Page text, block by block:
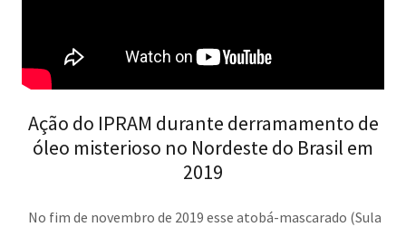
Ação do IPRAM durante derramamento de
óleo misterioso no Nordeste do Brasil em
2019
No fim de novembro de 2019 esse atobá-mascarado (Sula